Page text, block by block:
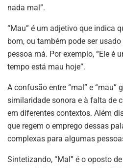
nada mal”.
“Mau” é um adjetivo que indica
bom, ou também pode ser
pessoa má. Por exemplo, “Ele é
tempo está mau hoje”.
A confusão entre “mal” e “mau”
similaridade sonora e à falta de
em diferentes contextos. Além
que regem o emprego dessas
complexas para algumas
Sintetizando, “Mal” é o oposto